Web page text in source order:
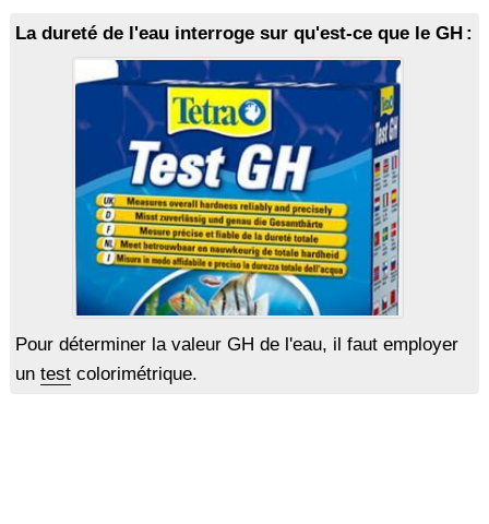
La dureté de l'eau interroge sur qu'est-ce que le GH :
Pour déterminer la valeur GH de l'eau, il faut employer
un testcolorimétrique.